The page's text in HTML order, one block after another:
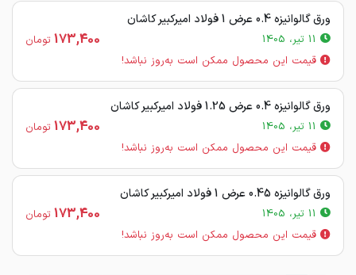
ورق گالوانیزه 0.4 عرض 1 فولاد امیرکبیر کاشان
173,400 تومان
قیمت این محصول ممکن است به‌روز نباشد!
ورق گالوانیزه 0.4 عرض 1.25 فولاد امیرکبیر کاشان
173,400 تومان
قیمت این محصول ممکن است به‌روز نباشد!
ورق گالوانیزه 0.45 عرض 1 فولاد امیرکبیر کاشان
173,400 تومان
قیمت این محصول ممکن است به‌روز نباشد!